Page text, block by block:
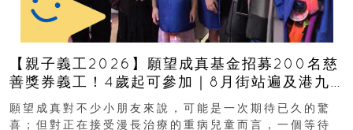
【親子義工2026】願望成真基金招募200名慈
善獎券義工！4歲起可參加｜8月街站遍及港九
新界
願望成真對不少小朋友來說，可能是一次期待已久的驚
喜；但對正在接受漫長治療的重病兒童而言，一個等待